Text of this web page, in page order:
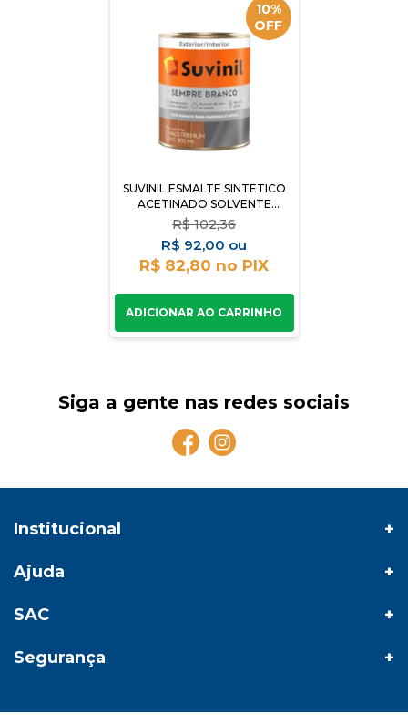
10%
OFF
SUVINIL ESMALTE SINTETICO
ACETINADO SOLVENTE
SEMPRE BRANCO 900ML
R$ 102,36
R$ 92,00
R$ 82,80
Siga a gente nas redes sociais
Institucional
Ajuda
SAC
Segurança